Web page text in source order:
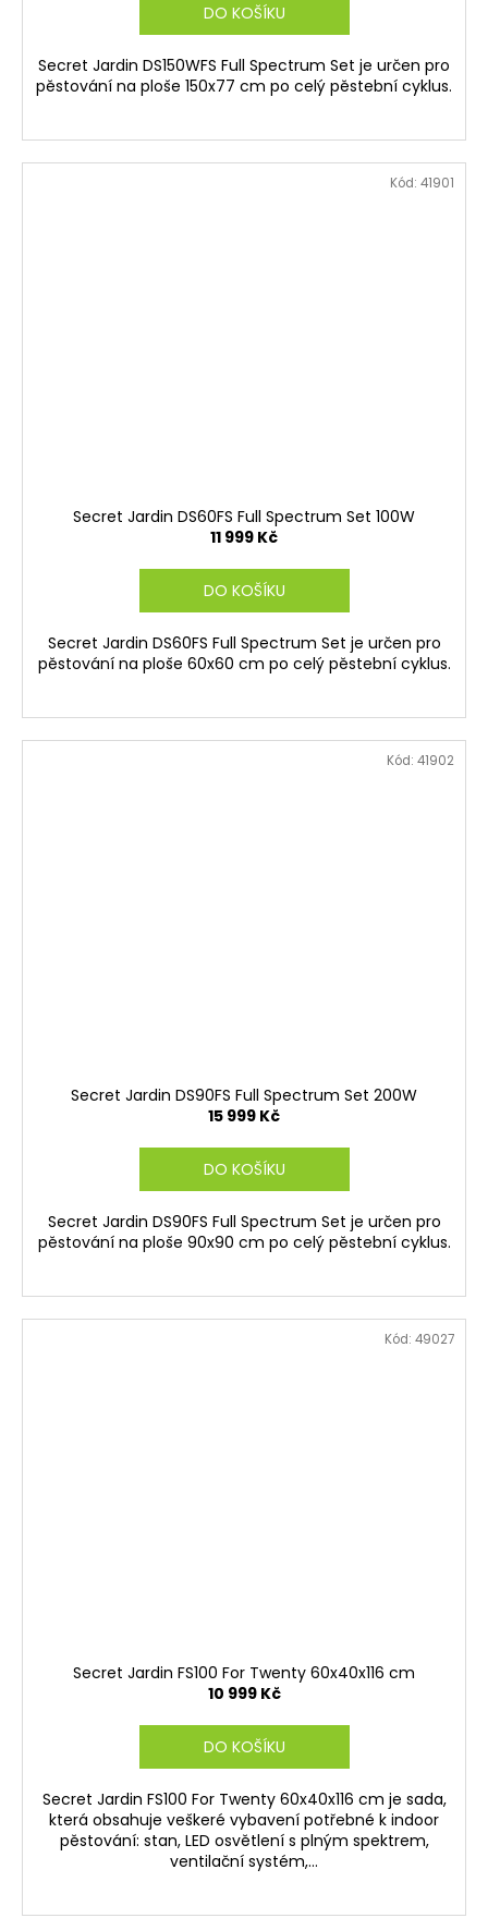
DO KOŠÍKU
Secret Jardin DS150WFS Full Spectrum Set je určen pro
pěstování na ploše 150x77 cm po celý pěstební cyklus.
Secret Jardin DS60FS Full Spectrum Set 100W
11 999 Kč
DO KOŠÍKU
Secret Jardin DS60FS Full Spectrum Set je určen pro
pěstování na ploše 60x60 cm po celý pěstební cyklus.
Kód: 41901
Secret Jardin DS90FS Full Spectrum Set 200W
15 999 Kč
DO KOŠÍKU
Secret Jardin DS90FS Full Spectrum Set je určen pro
pěstování na ploše 90x90 cm po celý pěstební cyklus.
Kód: 41902
Secret Jardin FS100 For Twenty 60x40x116 cm
10 999 Kč
DO KOŠÍKU
Secret Jardin FS100 For Twenty 60x40x116 cm je sada,
která obsahuje veškeré vybavení potřebné k indoor
pěstování: stan, LED osvětlení s plným spektrem,
ventilační systém,...
Kód: 49027